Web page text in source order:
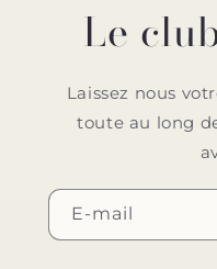
Le
Laissez nous
toute au long
E-mail